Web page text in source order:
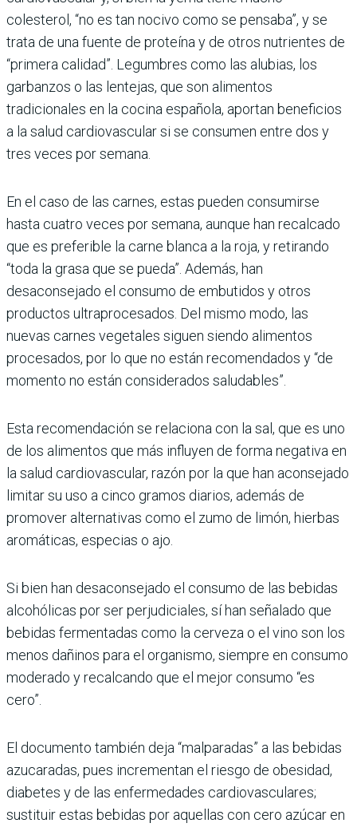
colesterol, “no es tan nocivo como se pensaba”, y se
trata de una fuente de proteína y de otros nutrientes de
“primera calidad”. Legumbres como las alubias, los
garbanzos o las lentejas, que son alimentos
tradicionales en la cocina española, aportan beneficios
a la salud cardiovascular si se consumen entre dos y
tres veces por semana.
En el caso de las carnes, estas pueden consumirse
hasta cuatro veces por semana, aunque han recalcado
que es preferible la carne blanca a la roja, y retirando
“toda la grasa que se pueda”. Además, han
desaconsejado el consumo de embutidos y otros
productos ultraprocesados. Del mismo modo, las
nuevas carnes vegetales siguen siendo alimentos
procesados, por lo que no están recomendados y “de
momento no están considerados saludables”.
Esta recomendación se relaciona con la sal, que es uno
de los alimentos que más influyen de forma negativa en
la salud cardiovascular, razón por la que han aconsejado
limitar su uso a cinco gramos diarios, además de
promover alternativas como el zumo de limón, hierbas
aromáticas, especias o ajo.
Si bien han desaconsejado el consumo de las bebidas
alcohólicas por ser perjudiciales, sí han señalado que
bebidas fermentadas como la cerveza o el vino son los
menos dañinos para el organismo, siempre en consumo
moderado y recalcando que el mejor consumo “es
cero”.
El documento también deja “malparadas” a las bebidas
azucaradas, pues incrementan el riesgo de obesidad,
diabetes y de las enfermedades cardiovasculares;
sustituir estas bebidas por aquellas con cero azúcar en